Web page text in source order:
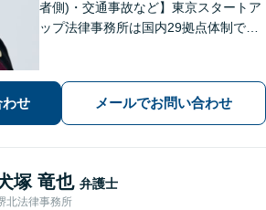
者側)・交通事故など】東京スタートア
ップ法律事務所は国内29拠点体制で全
専門性の高い弁護士が寄り添い解決を
サポートします。
せ メールでお問い合わせ
塚 竜也 弁護士
北法律事務所